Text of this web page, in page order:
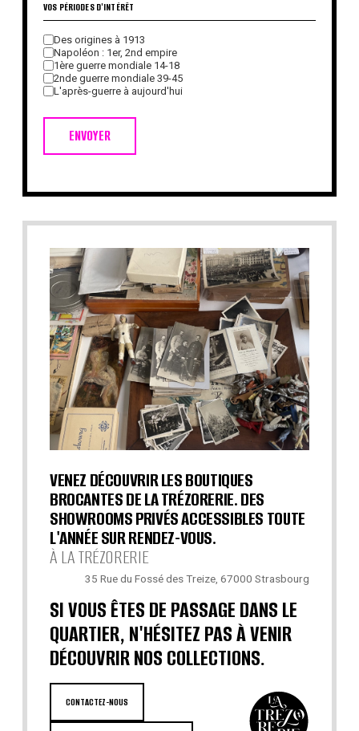
ENVOYER
VOS PÉRIODES D'INTÉRÊT
Des origines à 1913
Napoléon : 1er, 2nd empire
1ère guerre mondiale 14-18
2nde guerre mondiale 39-45
L'après-guerre à aujourd'hui
VENEZ DÉCOUVRIR LES BOUTIQUES
BROCANTES DE LA TRÉZORERIE. DES
SHOWROOMS PRIVÉS ACCESSIBLES TOUTE
L'ANNÉE SUR RENDEZ-VOUS.
À LA TRÉZORERIE
35 Rue du Fossé des Treize, 67000 Strasbourg
SI VOUS ÊTES DE PASSAGE DANS LE
QUARTIER, N'HÉSITEZ PAS À VENIR
DÉCOUVRIR NOS COLLECTIONS.
CONTACTEZ-NOUS